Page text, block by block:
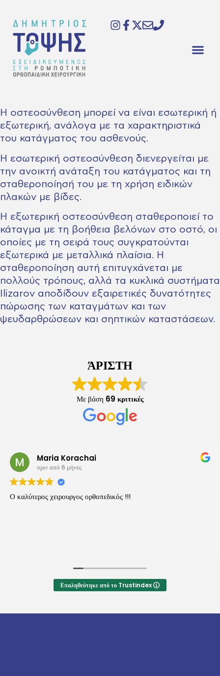
Η οστεοσύνθεση μπορεί να είναι εσωτερική ή
εξωτερική, ανάλογα με τα χαρακτηριστικά
του κατάγματος του ασθενούς.
Η εσωτερική οστεοσύνθεση διενεργείται με
την ανοικτή ανάταξη του κατάγματος και τη
σταθεροποίησή του με τη χρήση ειδικών
πλακών με βίδες.
Η εξωτερική οστεοσύνθεση σταθεροποιεί το
κάταγμα με τη βοήθεια βελόνων στο οστό, οι
οποίες με τη σειρά τους συγκρατούνται
εξωτερικά με μεταλλικά πλαίσια. Η
σταθεροποίηση αυτή επιτυγχάνεται με
πολλούς τρόπους, αλλά τα κυκλικά συστήματα
Ilizarov αποδίδουν εξαιρετικές δυνατότητες
πώρωσης των καταγμάτων και των
ψευδαρθρώσεων και σηπτικών καταστάσεων.
ΆΡΙΣΤΗ
Με βάση 69 κριτικές
Maria Korachai
πριν από 6 μήνες
Ο καλύτερος χειρουργος ορθοπεδικός !!!
Επαληθεύτηκε από το Trustindex